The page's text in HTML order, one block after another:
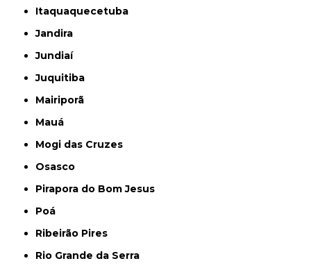
Itaquaquecetuba
Jandira
Jundiaí
Juquitiba
Mairiporã
Mauá
Mogi das Cruzes
Osasco
Pirapora do Bom Jesus
Poá
Ribeirão Pires
Rio Grande da Serra